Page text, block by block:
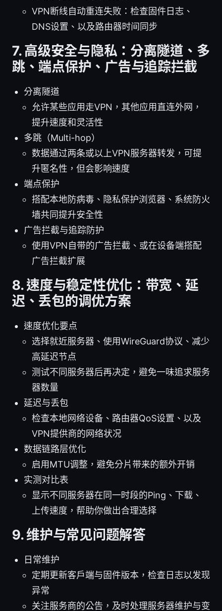
VPN断线自动重连失败：检查固件日志、
DNS设置、以及路由器时间同步
7. 高级安全与隐私：分离隧道、多
跳、端点保护、广告与追踪拦截
分离隧道
允许某些应用走VPN，其他应用直连外网，
提升速度和灵活性
多跳（Multi-hop）
数据通过两条或以上VPN服务器转发，可提
升匿名性，但会影响速度
端点保护
搭配本地防病毒、隐私保护浏览器、系统防火
墙共同提升安全性
广告拦截与追踪防护
使用VPN自带的广告拦截、或在设备端搭配
广告拦截扩展
8. 速度与稳定性优化：带宽、延
迟、丢包的调优方案
速度优化要点
选择就近服务器、使用WireGuard协议、减少
高延迟节点
测试不同服务器后再决定，避免一味追求服务
器数量
延迟与丢包
检查本地网络设备、路由器QoS设置、以及
VPN提供商的网络状况
数据链路层优化
启用MTU调整，避免分片带来的额外开销
实测对比表
显示不同服务器在同一时段的Ping、下载、
上传速度，帮助你做出合理选择
9. 维护与常见问题解答
日常维护
定期更新客户端与固件版本，检查日志以发现
异常
关注服务商的公告，及时处理服务器维护与变